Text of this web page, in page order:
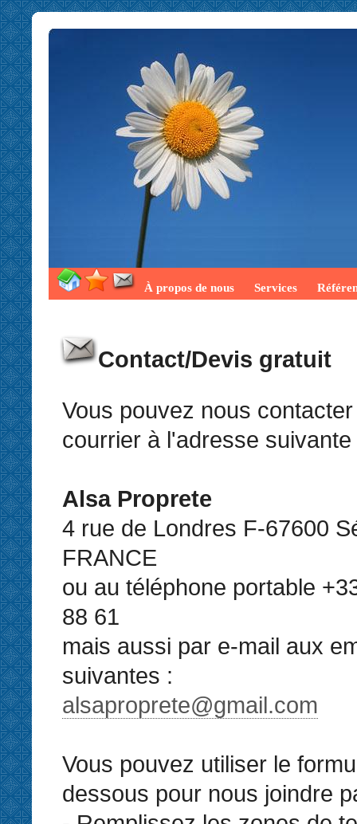
À propos de nous Services
Contact/Devis gratuit
Vous pouvez nous
courrier à l'adresse suivante
Alsa Proprete
4 rue de Londres F-67600
FRANCE
ou au téléphone portable
88 61
mais aussi par e-mail aux
suivantes :
alsaproprete@gmail.com
Vous pouvez utiliser le
dessous pour nous joindre